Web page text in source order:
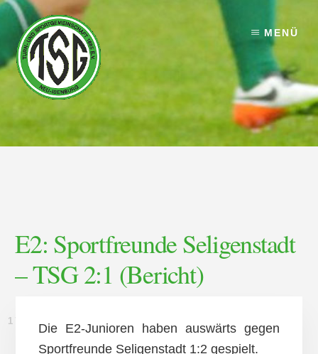
Skip
content
Skip
footer
MENÜ
E2: Sportfreunde Seligenstadt
– TSG 2:1 (Bericht)
17. SEPTEMBER 2016
Die E2-Junioren haben auswärts gegen
Sportfreunde Seligenstadt 1:2 gespielt.